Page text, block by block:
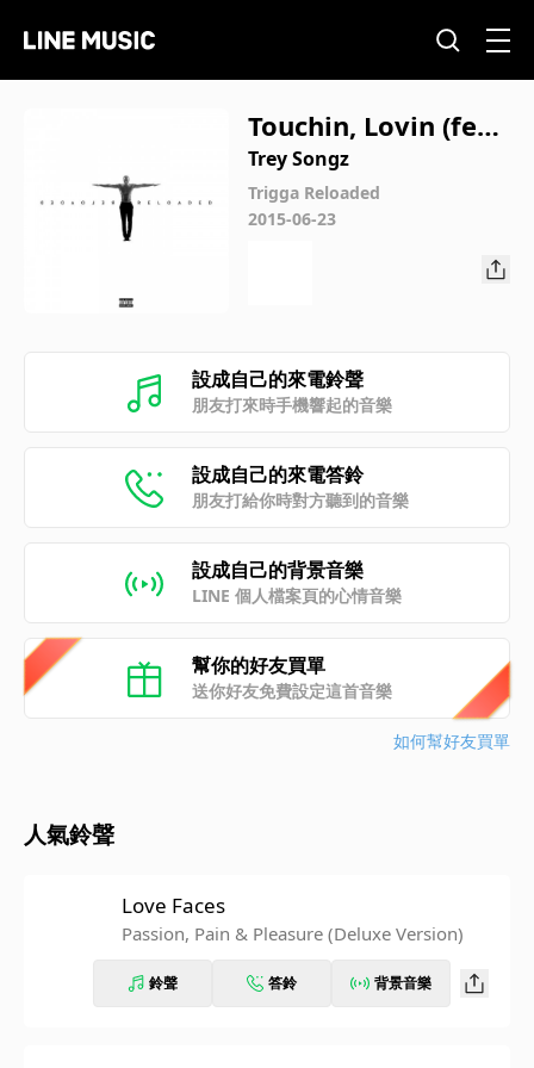
Touchin, Lovin (fea
t. Nicki Minaj)
Trey Songz
Trigga Reloaded
2015-06-23
設成自己的來電鈴聲
朋友打來時手機響起的音樂
設成自己的來電答鈴
朋友打給你時對方聽到的音樂
設成自己的背景音樂
LINE 個人檔案頁的心情音樂
幫你的好友買單
送你好友免費設定這首音樂
如何幫好友買單
人氣鈴聲
Love Faces
Passion, Pain & Pleasure (Deluxe Version)
鈴聲 答鈴 背景音樂